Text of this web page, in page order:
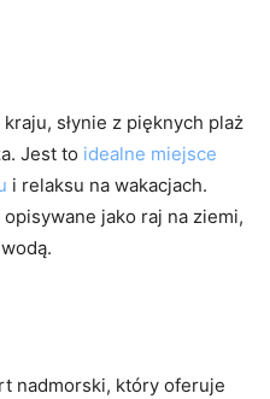
słynie z pięknych plaż
Jest to idealne miejsce
i relaksu na wakacjach.
jako⁣ raj na ziemi,
nadmorski, który oferuje